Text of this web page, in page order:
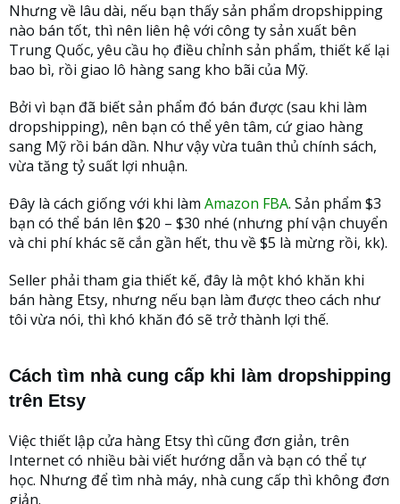
Nhưng về lâu dài, nếu bạn thấy sản phẩm dropshipping
nào bán tốt, thì nên liên hệ với công ty sản xuất bên
Trung Quốc, yêu cầu họ điều chỉnh sản phẩm, thiết kế lại
bao bì, rồi giao lô hàng sang kho bãi của Mỹ.
Bởi vì bạn đã biết sản phẩm đó bán được (sau khi làm
dropshipping), nên bạn có thể yên tâm, cứ giao hàng
sang Mỹ rồi bán dần. Như vậy vừa tuân thủ chính sách,
vừa tăng tỷ suất lợi nhuận.
Đây là cách giống với khi làm Amazon FBA. Sản phẩm $3
bạn có thể bán lên $20 – $30 nhé (nhưng phí vận chuyển
và chi phí khác sẽ cắn gần hết, thu về $5 là mừng rồi, kk).
Seller phải tham gia thiết kế, đây là một khó khăn khi
bán hàng Etsy, nhưng nếu bạn làm được theo cách như
tôi vừa nói, thì khó khăn đó sẽ trở thành lợi thế.
Cách tìm nhà cung cấp khi làm dropshipping
trên Etsy
Việc thiết lập cửa hàng Etsy thì cũng đơn giản, trên
Internet có nhiều bài viết hướng dẫn và bạn có thể tự
học. Nhưng để tìm nhà máy, nhà cung cấp thì không đơn
giản.